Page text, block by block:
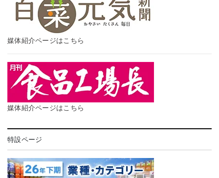
媒体紹介ページはこちら
媒体紹介ページはこちら
特設ページ